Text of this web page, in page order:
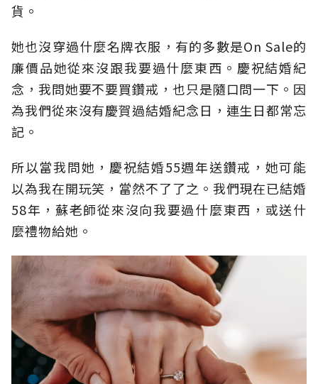
貨。
她也沒穿過什麼名牌衣服，有的多數是On Sale的
廉價品她從來沒跟我要過什麼東西。慶祝結婚紀
念，我問她要不要買鑽戒，也只是隨口問一下。因
為我們從來沒有慶賀過結婚紀念日，連生日都常忘
記。
所以當我問她，慶祝結婚55週年送鑽戒，她可能
以為我在開玩笑，當然不了了之。我們現在已結婚
58年，蘇老師從來沒向我要過什麼東西，或送什
麼禮物給她。